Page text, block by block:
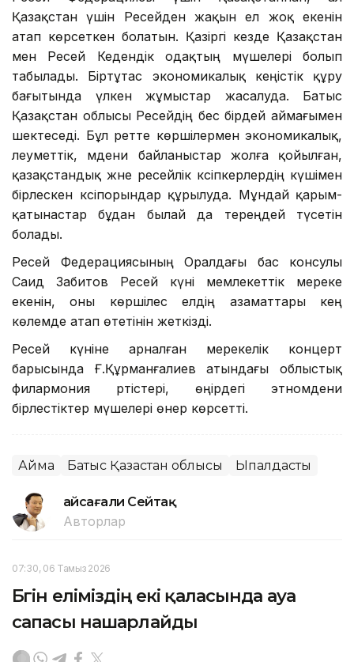
Қазақстан үшін Ресейден жақын ел жоқ екенін
атап көрсеткен болатын. Қазіргі кезде Қазақстан
мен Ресей Кедендік одақтың мүшелері болып
табылады. Біртұтас экономикалық кеңістік құру
бағытында үлкен жұмыстар жасалуда. Батыс
Қазақстан облысы Ресейдің бес бірдей аймағымен
шектеседі. Бұл ретте көршілермен экономикалық,
әлеуметтік, мәдени байланыстар жолға қойылған,
қазақстандық және ресейлік кәсіпкерлердің күшімен
бірлескен кәсіпорындар құрылуда. Мұндай қарым-
қатынастар бұдан былай да тереңдей түсетін
болады.
Ресей Федерациясының Оралдағы бас консулы
Саид Забитов Ресей күні мемлекеттік мереке
екенін, оны көршілес елдің азаматтары кең
көлемде атап өтетінін жеткізді.
Ресей күніне арналған мерекелік концерт
барысында Ғ.Құрманғалиев атындағы облыстық
филармония әртістері, өңірдегі этномәдени
бірлестіктер мүшелері өнер көрсетті.
Аймақ Батыс Қазақстан облысы Ықпалдастық
Ғайсағали Сейтақ
Авторлар
07:30, 06 Тамыз 2026
Бүгін еліміздің екі қаласында ауа
сапасы нашарлайды